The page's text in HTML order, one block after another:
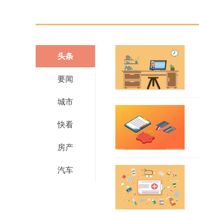
头条
要闻
城市
快看
房产
汽车